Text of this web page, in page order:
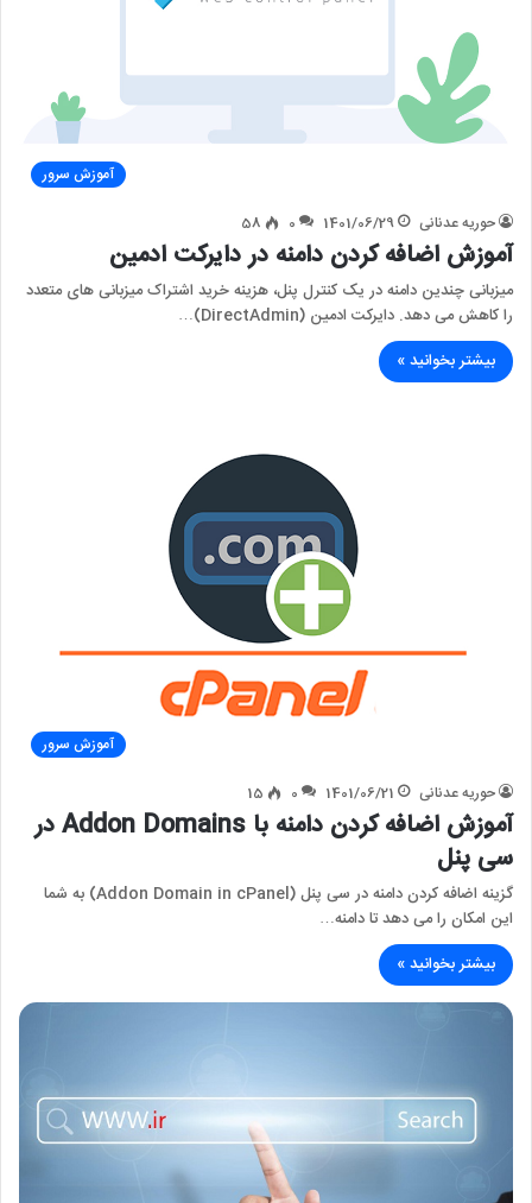
آموزش سرور
حوریه عدنانی 1401/06/29
0
58
آموزش اضافه کردن دامنه در دایرکت ادمین
میزبانی چندین دامنه در یک کنترل پنل، هزینه خرید اشتراک میزبانی های متعدد
را کاهش می دهد. دایرکت ادمین (DirectAdmin)…
بیشتر بخوانید »
آموزش سرور
حوریه عدنانی 1401/06/21
0
15
آموزش اضافه کردن دامنه با Addon Domains در
سی پنل
گزینه اضافه کردن دامنه در سی پنل (Addon Domain in cPanel) به شما
این امکان را می دهد تا دامنه…
بیشتر بخوانید »